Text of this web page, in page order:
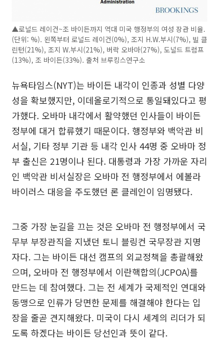
▲로널드 레이건~조 바이든까지 역대 미국 행정부의 여성 장관 비율.
(단위: %). 왼쪽부터 로널드 레이건(0%), 조지 H.W.부시(7%), 빌 클
린턴(21%), 조지 W.부시(21%), 버락 오바마(27%), 도널드 트럼프
(13%), 조 바이든(33%). 출처 브루킹스연구소
뉴욕타임스(NYT)는 바이든 내각이 인종과 성별 다양
성을 확보했지만, 이데올로기적으로 통일돼있다고 평
가했다. 오바마 내각에서 활약했던 인사들이 바이든
정부에 대거 합류했기 때문이다. 행정부와 백악관 비
서실, 기타 정부 기관 등 내각 인사 44명 중 오바마 정
부 출신은 21명이나 된다. 대통령과 가장 가까운 자리
인 백악관 비서실장은 오바마 전 행정부에서 에볼라
바이러스 대응을 주도했던 론 클레인이 임명됐다.
그중 가장 눈길을 끄는 것은 오바마 전 행정부에서 국
무부 부장관직을 지냈던 토니 블링컨 국무장관 지명
자다. 그는 바이든 대선 캠프의 외교정책을 총괄해왔
으며, 오바마 전 행정부에서 이란핵합의(JCPOA)를
만드는 데 참여했다. 그는 전 세계가 국제적인 연대와
동맹으로 인류가 당면한 문제를 해결해야 한다는 입
장을 줄곧 견지해왔다. 미국이 다시 세계의 리더가 되
도록 하겠다는 바이든 당선인과 뜻이 같다.